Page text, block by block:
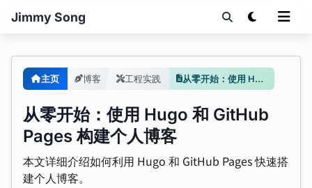
Jimmy Song
主页 博客 工程实践 从零开始：使用 Hugo 和 GitHub Pages 构建个人博客
从零开始：使用 Hugo 和 GitHub
Pages 构建个人博客
本文详细介绍如何利用 Hugo 和 GitHub Pages 快速搭
建个人博客。